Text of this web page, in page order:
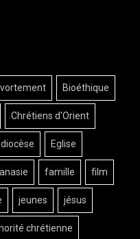
Bioéthique
Chrétiens d'Orient
diocèse Eglise
famille film
jeunes jésus
chrétienne